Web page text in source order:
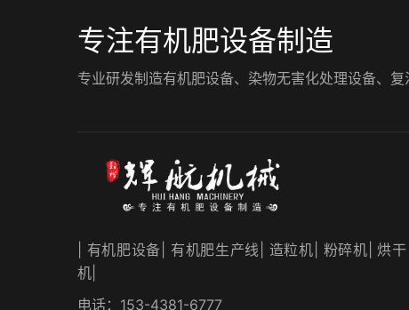
专注有机肥设备制造
专业研发制造有机肥设备、染物无害化处理设备、
| 有机肥设备| 有机肥生产线| 造粒机| 粉碎机| 烘干
机|
电话：153-4381-6777